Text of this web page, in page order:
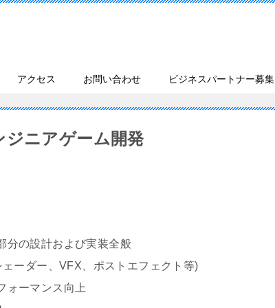
アクセス お問い合わせ ビジネスパートナー募集
ニアゲーム開発
分の設計および実装全般
ーダー、VFX、ポストエフェクト等)
ォーマンス向上